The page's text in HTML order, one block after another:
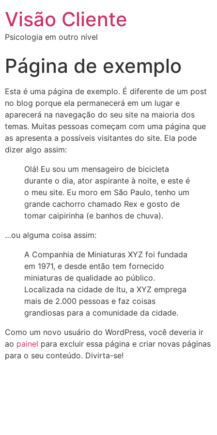
Visão Cliente
Psicologia em outro nível
Página de exemplo
Esta é uma página de exemplo. É diferente de um post
no blog porque ela permanecerá em um lugar e
aparecerá na navegação do seu site na maioria dos
temas. Muitas pessoas começam com uma página que
as apresenta a possíveis visitantes do site. Ela pode
dizer algo assim:
Olá! Eu sou um mensageiro de bicicleta
durante o dia, ator aspirante à noite, e este é
o meu site. Eu moro em São Paulo, tenho um
grande cachorro chamado Rex e gosto de
tomar caipirinha (e banhos de chuva).
…ou alguma coisa assim:
A Companhia de Miniaturas XYZ foi fundada
em 1971, e desde então tem fornecido
miniaturas de qualidade ao público.
Localizada na cidade de Itu, a XYZ emprega
mais de 2.000 pessoas e faz coisas
grandiosas para a comunidade da cidade.
Como um novo usuário do WordPress, você deveria ir
ao painel para excluir essa página e criar novas páginas
para o seu conteúdo. Divirta-se!